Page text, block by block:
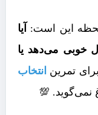
این است: آیا
خوبی می‌دهد یا
تمرین انتخاب
نمی‌گوید. 💯